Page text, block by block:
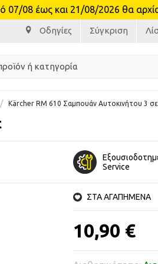
έως και 21/08/2026 θα
Οδηγίες Σύγκριση
Kärcher RM 610 Σαμπουάν Αυτοκινήτου 3
Service
ΣΤΑ ΑΓΑΠΗΜΕΝΑ
10,90 €